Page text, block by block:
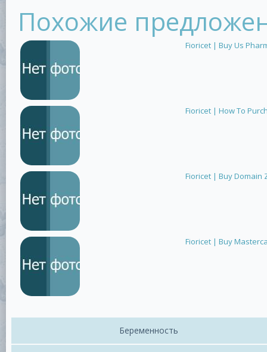
Похожие
Fioricet | Buy Us
Fioricet | How To
Fioricet | Buy Domain
Fioricet | Buy
Беременность